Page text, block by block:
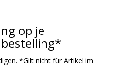
op je
*Gilt nicht für Artikel im